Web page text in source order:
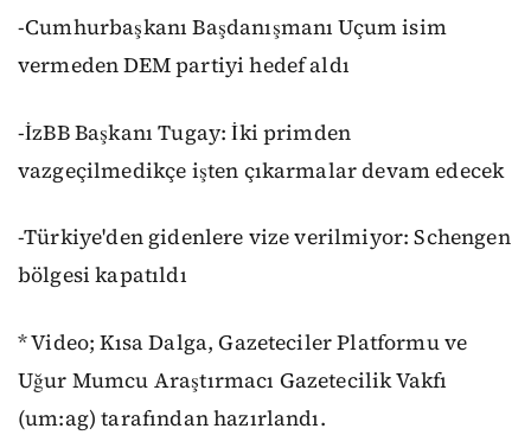
-Cumhurbaşkanı Başdanışmanı Uçum isim
vermeden DEM partiyi hedef aldı
-İzBB Başkanı Tugay: İki primden
vazgeçilmedikçe işten çıkarmalar devam edecek
-Türkiye'den gidenlere vize verilmiyor: Schengen
bölgesi kapatıldı
* Video; Kısa Dalga, Gazeteciler Platformu ve
Uğur Mumcu Araştırmacı Gazetecilik Vakfı
(um:ag) tarafından hazırlandı.